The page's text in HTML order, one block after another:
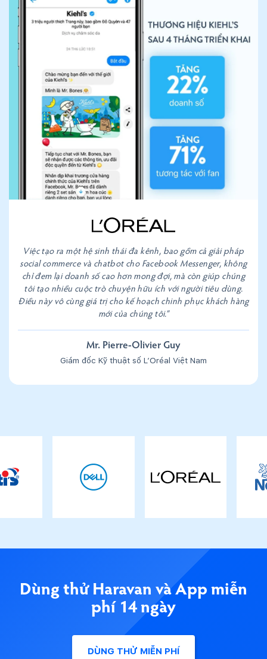
Việc tạo ra một hệ sinh thái đa kênh, bao gồm cả giải pháp
social commerce và chatbot cho Facebook Messenger, không
chỉ đem lại doanh số cao hơn mong đợi, mà còn giúp chúng
tôi tạo nhiều cuộc trò chuyện hữu ích với người tiêu dùng.
Điều này vô cùng giá trị cho kế hoạch chinh phục khách hàng
mới của chúng tôi.”
Mr. Pierre-Olivier Guy
Giám đốc Kỹ thuật số L’Oréal Việt Nam
Dùng thử Haravan và App miễn
phí 14 ngày
DÙNG THỬ MIỄN PHÍ